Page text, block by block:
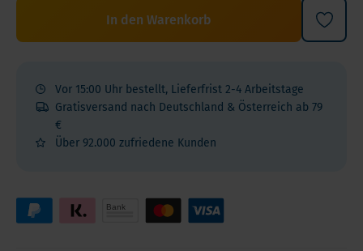
In den Warenkorb
Vor 15:00 Uhr bestellt, Lieferfrist 2-4 Arbeitstage
Gratisversand nach Deutschland & Österreich ab 79
€
Über 92.000 zufriedene Kunden